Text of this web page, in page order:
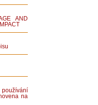
AND
na